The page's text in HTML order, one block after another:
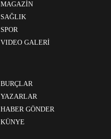
MAGAZİN
SAĞLIK
SPOR
VIDEO GALERİ
BURÇLAR
YAZARLAR
HABER GÖNDER
KÜNYE